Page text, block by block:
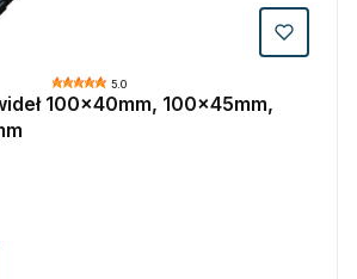
5.0
100x40mm, 100x45mm,